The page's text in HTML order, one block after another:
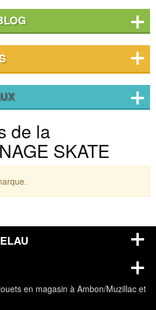
de la
SKATE
en magasin à Ambon/Muzillac et